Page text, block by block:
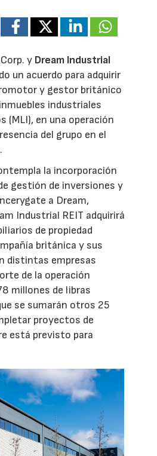
y Dream Industrial
un acuerdo para adquirir
y gestor británico
industriales
(MLI), en una operación
del grupo en el
la incorporación
gestión de inversiones y
a Dream,
Industrial REIT adquirirá
de propiedad
británica y sus
distintas empresas
de la operación
millones de libras
se sumarán otros 25
proyectos de
está previsto para